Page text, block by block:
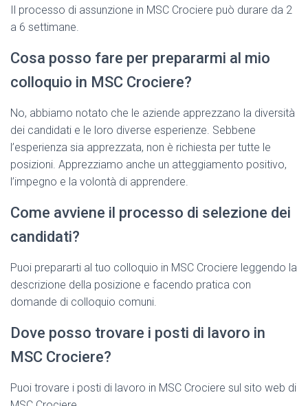
Il processo di assunzione in MSC Crociere può durare da 2
a 6 settimane.
Cosa posso fare per prepararmi al mio
colloquio in MSC Crociere?
No, abbiamo notato che le aziende apprezzano la diversità
dei candidati e le loro diverse esperienze. Sebbene
l’esperienza sia apprezzata, non è richiesta per tutte le
posizioni. Apprezziamo anche un atteggiamento positivo,
l’impegno e la volontà di apprendere.
Come avviene il processo di selezione dei
candidati?
Puoi prepararti al tuo colloquio in MSC Crociere leggendo la
descrizione della posizione e facendo pratica con
domande di colloquio comuni.
Dove posso trovare i posti di lavoro in
MSC Crociere?
Puoi trovare i posti di lavoro in MSC Crociere sul sito web di